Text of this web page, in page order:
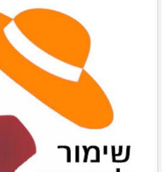
שיתופי פעולה
לפרטים נוספים